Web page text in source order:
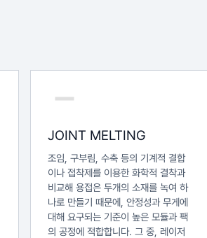
JOINT MELTING
조임, 구부림, 수축 등의 기계적 결합
이나 접착제를 이용한 화학적 결착과
비교해 용접은 두개의 소재를 녹여 하
나로 만들기 때문에, 안정성과 무게에
대해 요구되는 기준이 높은 모듈과 팩
의 공정에 적합합니다. 그 중, 레이저